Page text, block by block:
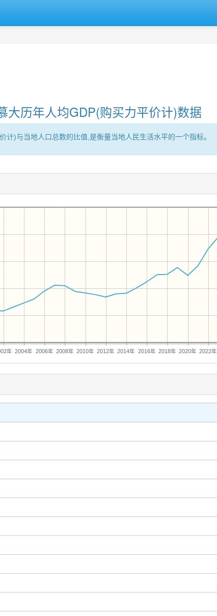
大历年人均GDP(购买力平价计)数据
)与当地人口总数的比值,是衡量当地人民生活水平的一个指标。
年 2004年 2006年 2008年 2010年 2012年 2014年 2016年 2018年 2020年 2022年